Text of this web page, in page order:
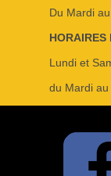
Du Mardi
Lundi et
du Mardi